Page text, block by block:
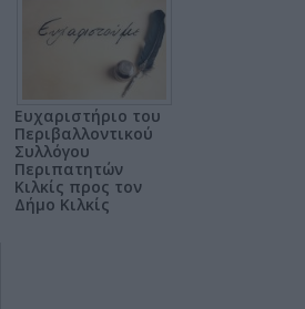
Ευχαριστήριο του
Περιβαλλοντικού
Συλλόγου
Περιπατητών
Κιλκίς προς τον
Δήμο Κιλκίς